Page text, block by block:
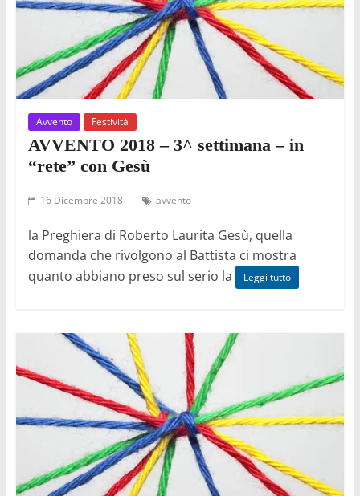
Avvento Festività
AVVENTO 2018 – 3^ settimana – in
“rete” con Gesù
16 Dicembre 2018 avvento
la Preghiera di Roberto Laurita Gesù, quella
domanda che rivolgono al Battista ci mostra
quanto abbiano preso sul serio la
Leggi tutto